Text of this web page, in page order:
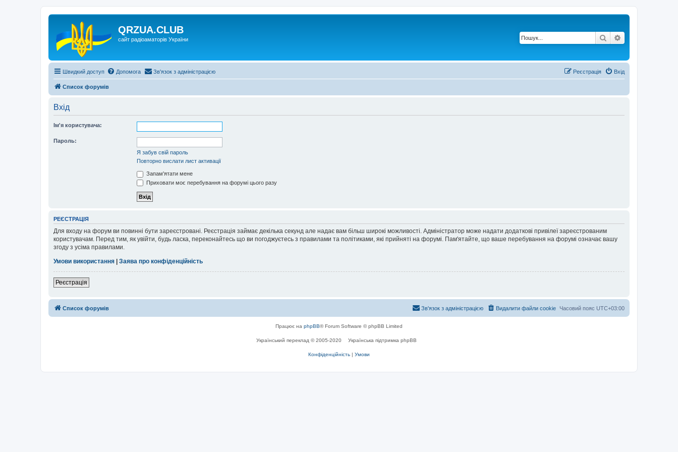
QRZUA.CLUB
сайт радіоаматорів України Пошук
Швидкий доступ Допомога Зв'язок з адміністрацією Вхід
Реєстрація
Список форумів
Вхід
Ім'я користувача:
Пароль:
Я забув свій пароль
Повторно вислати лист активації
Запам'ятати мене
Приховати моє перебування на форумі цього разу
РЕЄСТРАЦІЯ
Для входу на форум ви повинні бути зареєстровані. Реєстрація займає декілька секунд але надає вам більш широкі можливості. Адміністратор може надати додаткові привілеї зареєстрованим
користувачам. Перед тим, як увійти, будь ласка, переконайтесь що ви погоджуєтесь з правилами та політиками, які прийняті на форумі. Пам'ятайте, що ваше перебування на форумі означає вашу
згоду з усіма правилами.
Умови використання | Заява про конфіденційність
Реєстрація
Список форумів Часовий пояс UTC+03:00
Видалити файли cookie
Зв'язок з адміністрацією
Працює на phpBB® Forum Software © phpBB Limited
Український переклад © 2005-2020 Українська підтримка phpBB
Конфіденційність | Умови